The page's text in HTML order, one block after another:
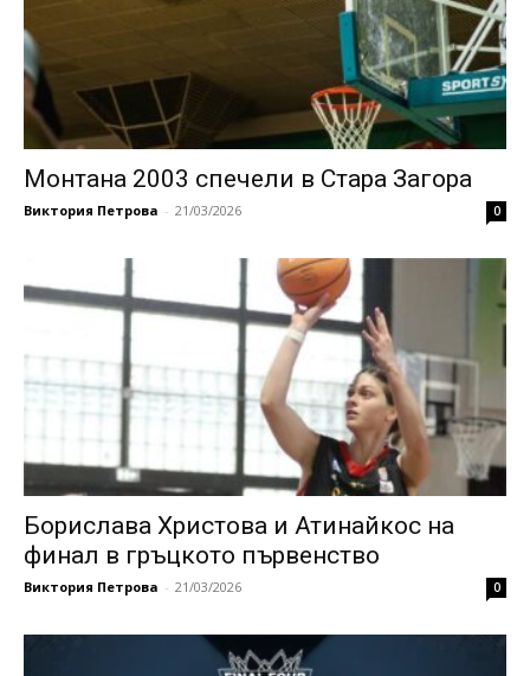
Монтана 2003 спечели в Стара Загора
Виктория Петрова - 21/03/2026 0
Борислава Христова и Атинайкос на
финал в гръцкото първенство
Виктория Петрова - 21/03/2026 0